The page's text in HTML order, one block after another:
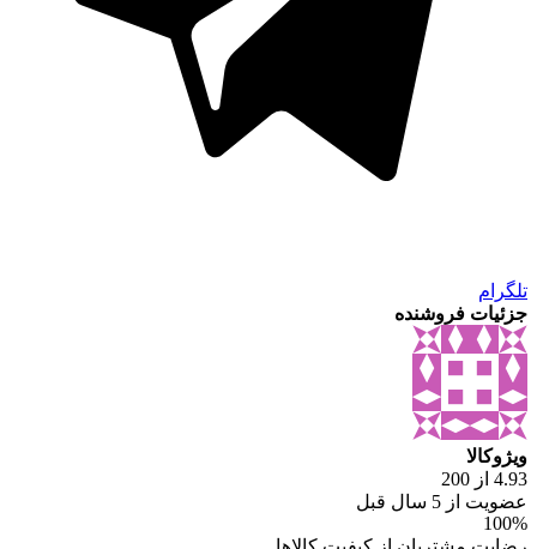
تلگرام
جزئیات فروشنده
ویژوکالا
4.93 از 200
عضویت از 5 سال قبل
100%